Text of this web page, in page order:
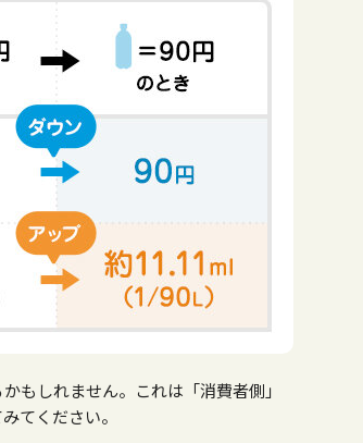
もしれません。これは「消費者側」
てください。